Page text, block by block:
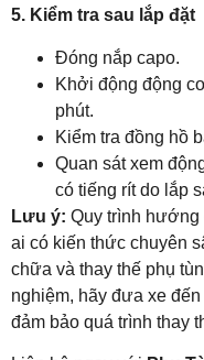
5. Kiểm tra sau lắp đặt
Đóng nắp capo.
Khởi động động
phút.
Kiểm tra đồng hồ
Quan sát xem
có tiếng rít do lắp
Lưu ý: Quy trình hướng
ai có kiến thức chuyên
chữa và thay thế phụ
nghiệm, hãy đưa xe
đảm bảo quá trình thay